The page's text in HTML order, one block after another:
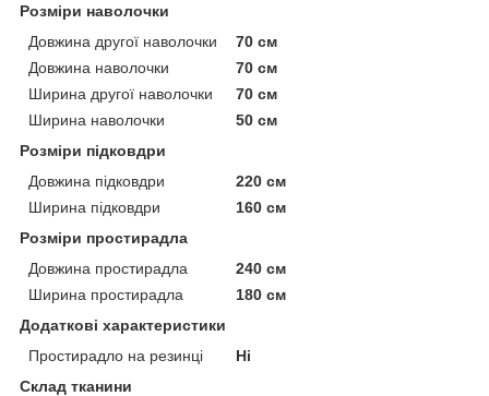
Розміри наволочки
Довжина другої наволочки
70 см
Довжина наволочки
70 см
Ширина другої наволочки
70 см
Ширина наволочки
50 см
Розміри підковдри
Довжина підковдри
220 см
Ширина підковдри
160 см
Розміри простирадла
Довжина простирадла
240 см
Ширина простирадла
180 см
Додаткові характеристики
Простирадло на резинці
Ні
Склад тканини